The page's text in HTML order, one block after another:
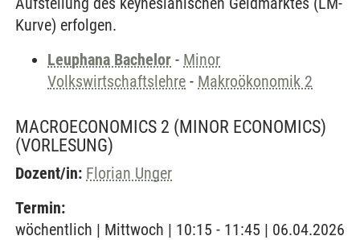
Kurve) erfolgen.
Leuphana Bachelor - Minor
Volkswirtschaftslehre - Makroökonomik 2
MACROECONOMICS 2 (MINOR ECONOMICS)
(VORLESUNG)
Dozent/in: Florian Unger
Termin:
wöchentlich | Mittwoch | 10:15 - 11:45 | 06.04.2026